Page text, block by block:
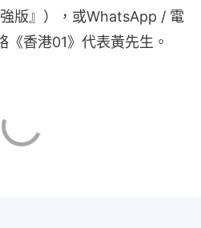
版』），或WhatsApp / 電
《香港01》代表黃先生。